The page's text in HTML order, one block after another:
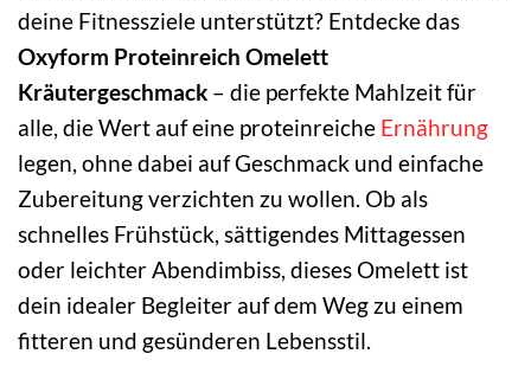
deine Fitnessziele unterstützt? Entdecke das
Oxyform Proteinreich Omelett
Kräutergeschmack – die perfekte Mahlzeit für
alle, die Wert auf eine proteinreiche Ernährung
legen, ohne dabei auf Geschmack und einfache
Zubereitung verzichten zu wollen. Ob als
schnelles Frühstück, sättigendes Mittagessen
oder leichter Abendimbiss, dieses Omelett ist
dein idealer Begleiter auf dem Weg zu einem
fitteren und gesünderen Lebensstil.